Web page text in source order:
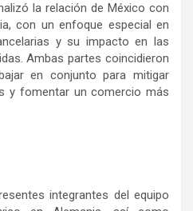
la relación de México con
con un enfoque especial en
y su impacto en las
Ambas partes coincidieron
en conjunto para mitigar
y fomentar un comercio más
integrantes del equipo